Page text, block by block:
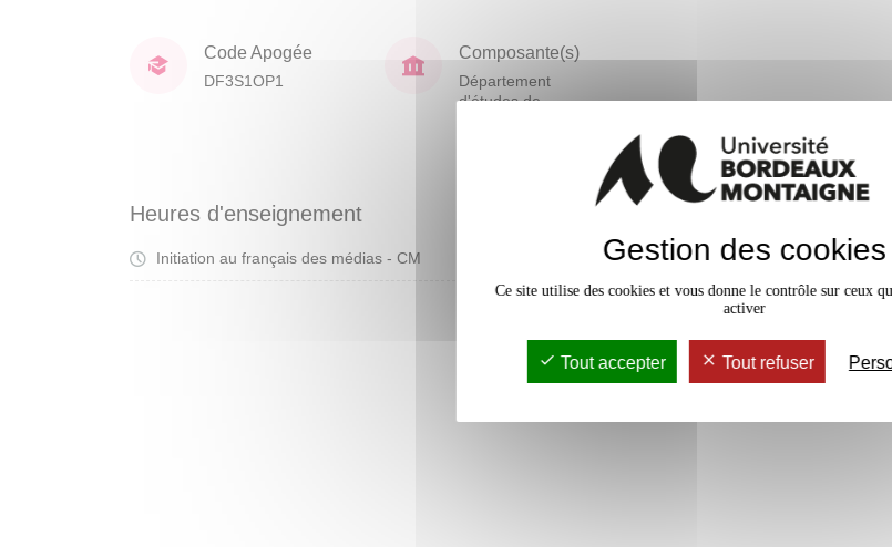
Code Apogée
DF3S1OP1
Composante(s)
Département
d'études de
Heures d'enseignement
Initiation au français des médias - CM 18h
Gestion des cookies
Ce site utilise des cookies et vous donne le contrôle sur ceux
activer
Tout accepter Tout refuser